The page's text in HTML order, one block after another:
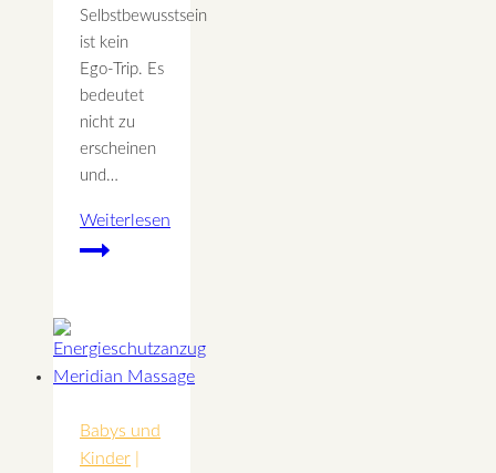
Selbstbewusstsein
ist kein
Ego-Trip. Es
bedeutet
nicht zu
erscheinen
und…
Weiterlesen
Gesundes
Babys und
Kinder